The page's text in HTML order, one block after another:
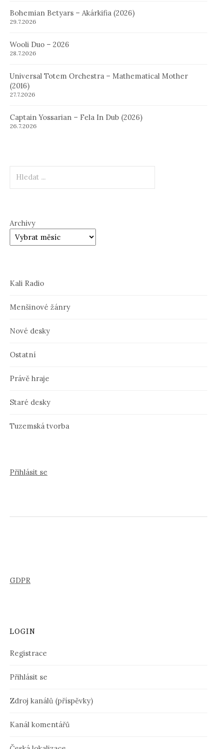
Bohemian Betyars – Akárkifia (2026)
29.7.2026
Wooli Duo – 2026
28.7.2026
Universal Totem Orchestra – Mathematical Mother
(2016)
27.7.2026
Captain Yossarian – Fela In Dub (2026)
26.7.2026
Archivy
Kali Radio
Menšinové žánry
Nové desky
Ostatní
Právě hraje
Staré desky
Tuzemská tvorba
Přihlásit se
GDPR
LOGIN
Registrace
Přihlásit se
Zdroj kanálů (příspěvky)
Kanál komentářů